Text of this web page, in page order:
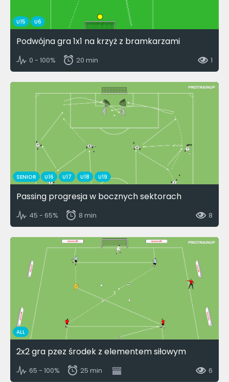
U15 U6
Podwójna gra 1x1 na krzyż z bramkarzami
0 - 100% 20 min 1
SENIOR U16 U17 U18 U19
Passing progresja w bocznych sektorach
45 - 65% 8 min 8
ALL
2x2 gra pzez środek z elementem siłowym
65 - 100% 25 min 6